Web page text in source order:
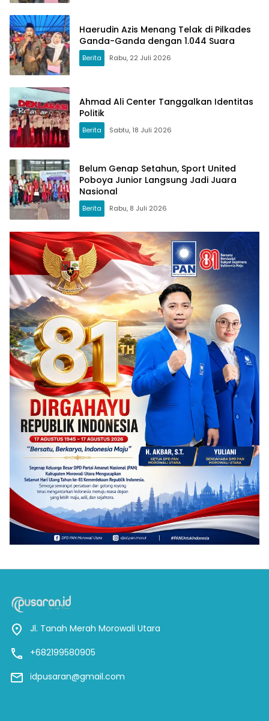
Haerudin Azis Menang Telak di Pilkades
Ganda-Ganda dengan 1.044 Suara
Berita Rabu, 22 Juli 2026
Ahmad Ali Center Tanggalkan Identitas
Politik
Berita Sabtu, 18 Juli 2026
Belum Genap Setahun, Sport United
Poboya Junior Langsung Jadi Juara
Nasional
Berita Rabu, 8 Juli 2026
Jl. Tanah Merah Morowali Utara
+682199580905
idpusaran@gmail.com